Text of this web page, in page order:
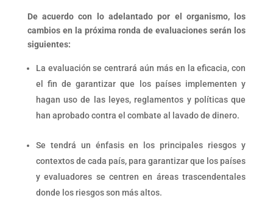
De acuerdo con lo adelantado por el organismo, los
cambios en la próxima ronda de evaluaciones serán los
siguientes:
La evaluación se centrará aún más en la eficacia, con
el fin de garantizar que los países implementen y
hagan uso de las leyes, reglamentos y políticas que
han aprobado contra el combate al lavado de dinero.
Se tendrá un énfasis en los principales riesgos y
contextos de cada país, para garantizar que los países
y evaluadores se centren en áreas trascendentales
donde los riesgos son más altos.